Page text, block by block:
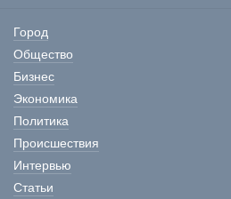
Город
Общество
Бизнес
Экономика
Политика
Происшествия
Интервью
Статьи